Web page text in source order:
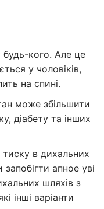
будь-кого. Але це
у чоловіків,
на спині.
може збільшити
діабету та інших
тиску в дихальних
апное уві
шляхів з
інші варіанти